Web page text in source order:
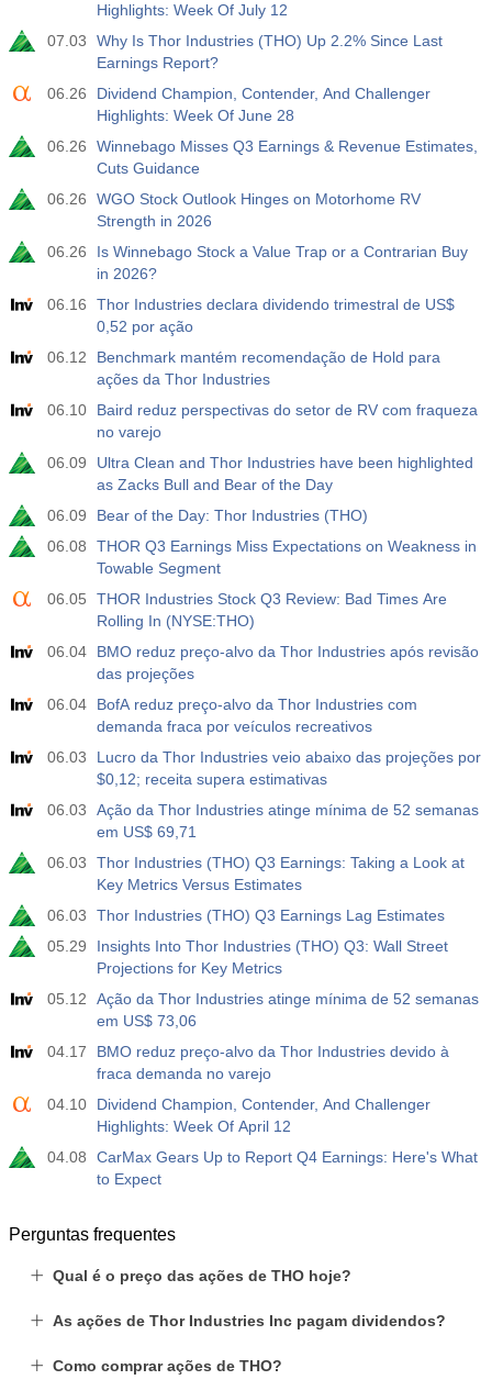
3.5%
USD
Relatório de Emprego - Payroll - Privado
Atu.
Projeç.
40 mil
Prév.
USD
Taxa de Desemprego U6
Atu.
Projeç.
7.9%
Prév.
USD
Contagem de Sondas Baker Hughes
Atu.
Projeç.
Prév.
USD
Contagem Total de Sondas dos EUA por Baker
Hughes
Atu.
Projeç.
Prév.
USD
Mudança de Crédito ao Consumidor do Sistema de
Reserva Federal (FRS) (Mensal)
$​11.44 bilh
$​-0.18 bilh
19:30
USD
Ouro - Posições Líquidas de Especuladores no
Relatório da CFTC
Atu.
Projeç.
Prév.
Petróleo bruto - Posições Líquidas de Especuladores
no Relatório da CFTC
Atu.
Projeç.
19:30
Relatório da CFTC
Atu.
Projeç.
-17.2 mil
USD
Nasdaq 100 - Posições líquidas de especuladores no
Highlights: Week Of July 12
07.03
Why Is Thor Industries (THO) Up 2.2% Since Last
Earnings Report?
06.26
Dividend Champion, Contender, And Challenger
Highlights: Week Of June 28
06.26
Winnebago Misses Q3 Earnings & Revenue Estimates,
Cuts Guidance
06.26
WGO Stock Outlook Hinges on Motorhome RV
Strength in 2026
06.26
Is Winnebago Stock a Value Trap or a Contrarian Buy
in 2026?
06.16
Thor Industries declara dividendo trimestral de US$
0,52 por ação
06.12
Benchmark mantém recomendação de Hold para
ações da Thor Industries
06.10
Baird reduz perspectivas do setor de RV com fraqueza
no varejo
06.09
Ultra Clean and Thor Industries have been highlighted
as Zacks Bull and Bear of the Day
06.09
Bear of the Day: Thor Industries (THO)
06.08
THOR Q3 Earnings Miss Expectations on Weakness in
Towable Segment
06.05
THOR Industries Stock Q3 Review: Bad Times Are
Rolling In (NYSE:THO)
06.04
BMO reduz preço-alvo da Thor Industries após revisão
das projeções
06.04
BofA reduz preço-alvo da Thor Industries com
demanda fraca por veículos recreativos
06.03
Lucro da Thor Industries veio abaixo das projeções por
$0,12; receita supera estimativas
06.03
Ação da Thor Industries atinge mínima de 52 semanas
em US$ 69,71
06.03
Thor Industries (THO) Q3 Earnings: Taking a Look at
Key Metrics Versus Estimates
06.03
Thor Industries (THO) Q3 Earnings Lag Estimates
05.29
Insights Into Thor Industries (THO) Q3: Wall Street
Projections for Key Metrics
05.12
Ação da Thor Industries atinge mínima de 52 semanas
em US$ 73,06
04.17
BMO reduz preço-alvo da Thor Industries devido à
fraca demanda no varejo
04.10
Dividend Champion, Contender, And Challenger
Highlights: Week Of April 12
04.08
CarMax Gears Up to Report Q4 Earnings: Here's What
to Expect
Perguntas frequentes
Qual é o preço das ações de THO hoje?
As ações de Thor Industries Inc pagam dividendos?
Como comprar ações de THO?